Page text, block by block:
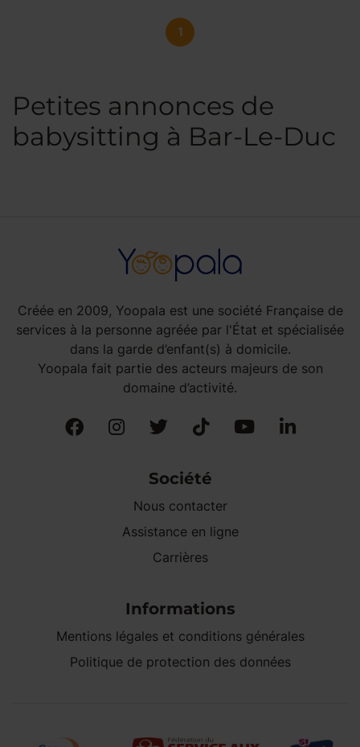
1
Petites annonces de
babysitting à Bar-Le-Duc
Créée en 2009, Yoopala est une société Française de
services à la personne agréée par l'État et spécialisée
dans la garde d’enfant(s) à domicile.
Yoopala fait partie des acteurs majeurs de son
domaine d’activité.
Société
Nous contacter
Assistance en ligne
Carrières
Informations
Mentions légales et conditions générales
Politique de protection des données